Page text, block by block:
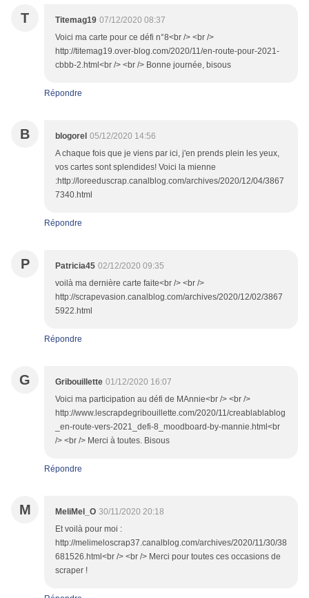
T Titemag19 07/12/2020 08:37
Voici ma carte pour ce défi n°8<br /> <br />
http://titemag19.over-blog.com/2020/11/en-route-pour-2021-
cbbb-2.html<br /> <br /> Bonne journée, bisous
Répondre
B blogorel 05/12/2020 14:56
A chaque fois que je viens par ici, j'en prends plein les yeux,
vos cartes sont splendides! Voici la mienne
:http://loreeduscrap.canalblog.com/archives/2020/12/04/3867
7340.html
Répondre
P Patricia45 02/12/2020 09:35
voilà ma dernière carte faite<br /> <br />
http://scrapevasion.canalblog.com/archives/2020/12/02/3867
5922.html
Répondre
G Gribouillette 01/12/2020 16:07
Voici ma participation au défi de MAnnie<br /> <br />
http://www.lescrapdegribouillette.com/2020/11/creablablablog
_en-route-vers-2021_defi-8_moodboard-by-mannie.html<br
/> <br /> Merci à toutes. Bisous
Répondre
M MeliMel_O 30/11/2020 20:18
Et voilà pour moi :
http://melimeloscrap37.canalblog.com/archives/2020/11/30/38
681526.html<br /> <br /> Merci pour toutes ces occasions de
scraper !